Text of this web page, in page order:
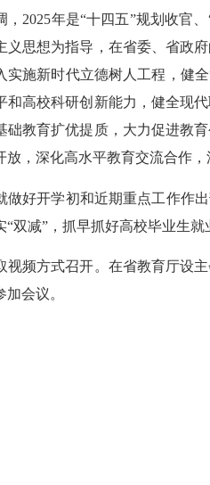
年是“十四五”规划收官、
义思想为指导，在省委、省政
实施新时代立德树人工程，健
和高校科研创新能力，健全现
础教育扩优提质，大力促进教
放，深化高水平教育交流合作
开学初和近期重点工作作出
“双减”，抓早抓好高校毕业生就
方式召开。在省教育厅设主
会议。